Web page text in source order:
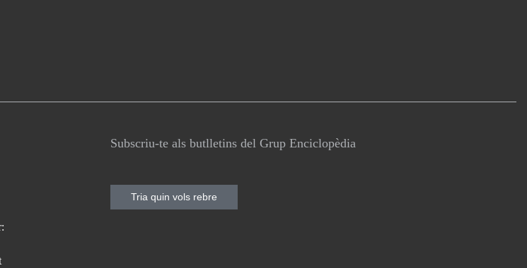
Subscriu-te als butlletins del Grup Enciclopèdia
Tria quin vols rebre